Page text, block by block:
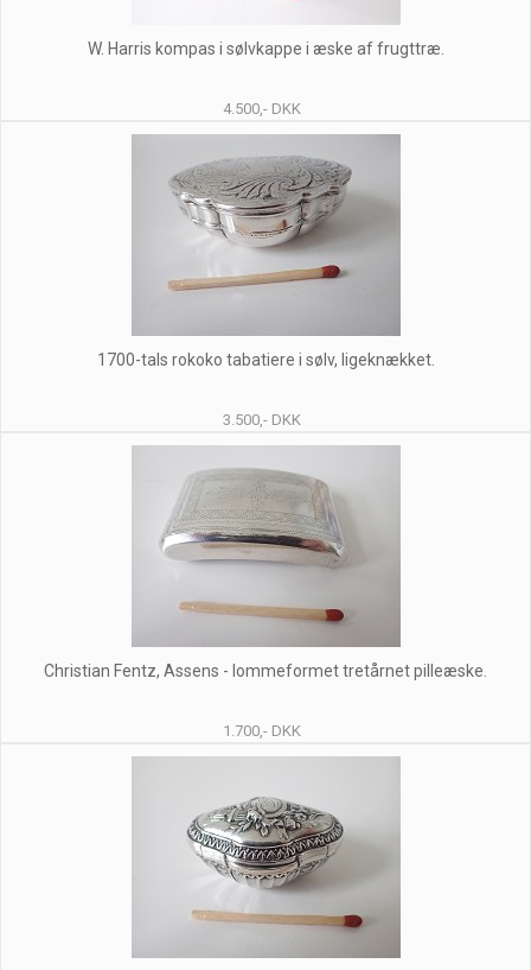
W. Harris kompas i sølvkappe i æske af frugttræ.
4.500,- DKK
1700-tals rokoko tabatiere i sølv, ligeknækket.
3.500,- DKK
Christian Fentz, Assens - lommeformet tretårnet pilleæske.
1.700,- DKK